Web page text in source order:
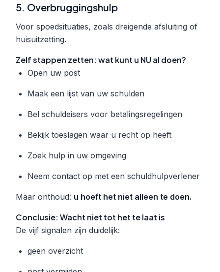
5. Overbruggingshulp
Voor spoedsituaties, zoals dreigende afsluiting of
huisuitzetting.
Zelf stappen zetten: wat kunt u NU al doen?
Open uw post
Maak een lijst van uw schulden
Bel schuldeisers voor betalingsregelingen
Bekijk toeslagen waar u recht op heeft
Zoek hulp in uw omgeving
Neem contact op met een schuldhulpverlener
Maar onthoud: u hoeft het niet alleen te doen.
Conclusie: Wacht niet tot het te laat is
De vijf signalen zijn duidelijk:
geen overzicht